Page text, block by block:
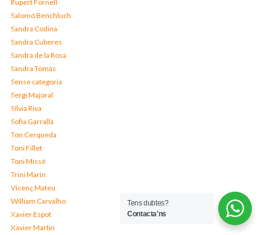
Rupert Fornell
Salomó Benchluch
Sandra Codina
Sandra Cuberes
Sandra de la Rosa
Sandra Tomàs
Sense categoria
Sergi Majoral
Sílvia Riva
Sofia Garrallà
Ton Cerqueda
Toni Fillet
Toni Missé
Trini Marín
Vicenç Mateu
William Carvalho
Xavier Espot
Xavier Martin
Tens dubtes?
Contacta'ns